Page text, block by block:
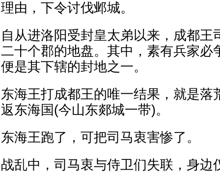
理由，下令讨伐邺城。
自从进洛阳受封皇太弟以来，成都王
二十个郡的地盘。其中，素有兵家必
便是其下辖的封地之一。
东海王打成都王的唯一结果，就是
返东海国(今山东郯城一带)。
东海王跑了，可把司马衷害惨了。
战乱中，司马衷与侍卫们失联，身边